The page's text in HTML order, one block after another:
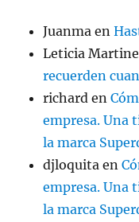
Juanma en
Leticia
recuerden
richard en
empresa. Una
la marca
djloquita en
empresa. Una
la marca